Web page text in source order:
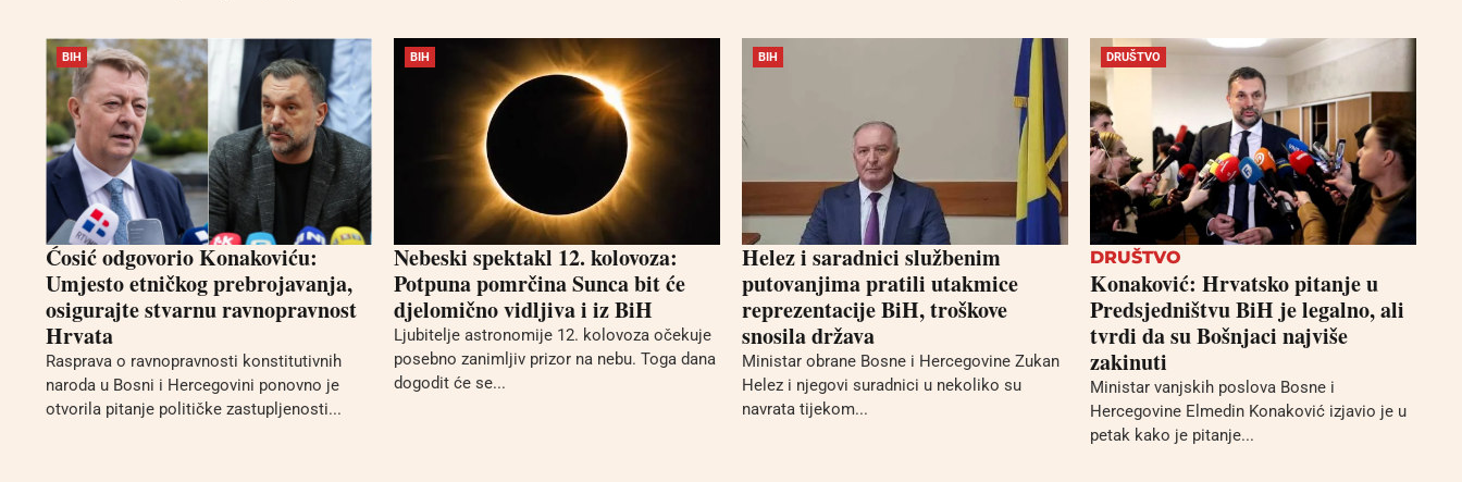
BIH
Ćosić odgovorio Konakoviću:
Umjesto etničkog prebrojavanja,
osigurajte stvarnu ravnopravnost
Hrvata
Rasprava o ravnopravnosti konstitutivnih
naroda u Bosni i Hercegovini ponovno je
otvorila pitanje političke zastupljenosti...
BIH
Nebeski spektakl 12. kolovoza:
Potpuna pomrčina Sunca bit će
djelomično vidljiva i iz BiH
Ljubitelje astronomije 12. kolovoza očekuje
posebno zanimljiv prizor na nebu. Toga dana
dogodit će se...
BIH
Helez i saradnici službenim
putovanjima pratili utakmice
reprezentacije BiH, troškove
snosila država
Ministar obrane Bosne i Hercegovine Zukan
Helez i njegovi suradnici u nekoliko su
navrata tijekom...
DRUŠTVO
DRUŠTVO
Konaković: Hrvatsko pitanje u
Predsjedništvu BiH je legalno, ali
tvrdi da su Bošnjaci najviše
zakinuti
Ministar vanjskih poslova Bosne i
Hercegovine Elmedin Konaković izjavio je u
petak kako je pitanje...